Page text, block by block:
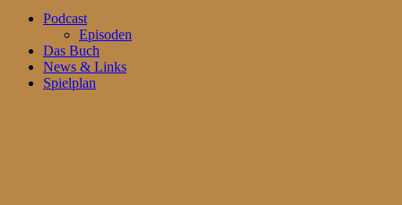
Podcast
Episoden
Das Buch
News & Links
Spielplan